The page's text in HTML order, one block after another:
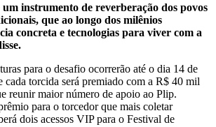
instrumento de reverberação dos povos
que ao longo dos milênios
concreta e tecnologias para viver com a
para o desafio ocorrerão até o dia 14 de
cada torcida será premiado com a R$ 40 mil
reunir maior número de apoio ao Plip.
para o torcedor que mais coletar
dois acessos VIP para o Festival de